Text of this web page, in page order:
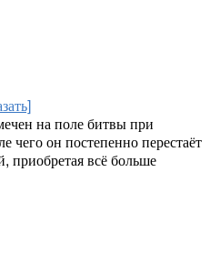
на поле битвы при
чего он постепенно перестаёт
приобретая всё больше